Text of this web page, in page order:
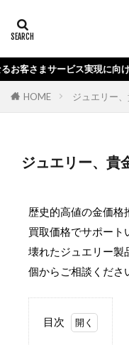
ービス実現に向けて事業拡
HOME ジュエリー
ジュエリー、貴
歴史的高値の金価格
買取価格でサポート
壊れたジュエリー製
個からご相談くださ
目次
広島市中区